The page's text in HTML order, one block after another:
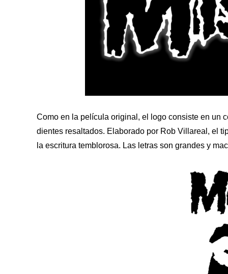
Como en la película original, el logo consiste en un
dientes resaltados. Elaborado por Rob Villareal, el
la escritura temblorosa. Las letras son grandes y